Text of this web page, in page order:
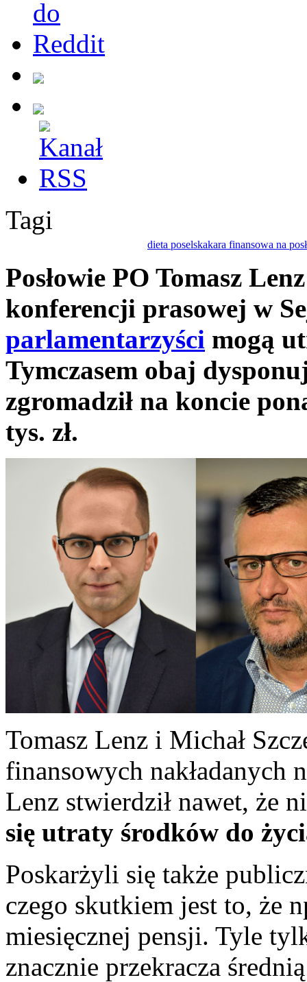
Tagi
dieta poselskakara finansowa na
Posłowie PO Tomasz
konferencji prasowej w
parlamentarzyści mogą
Tymczasem obaj
zgromadził na koncie
tys. zł.
Tomasz Lenz i Michał
finansowych nakładanych
Lenz stwierdził nawet, że
się utraty środków do
Poskarżyli się także
czego skutkiem jest to, że
miesięcznej pensji. Tyle
znacznie przekracza